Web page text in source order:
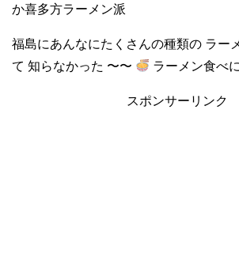
か喜多方ラーメン派
福島にあんなにたくさんの種類の ラー
て 知らなかった 〜〜
ラーメン食べ
スポンサーリンク